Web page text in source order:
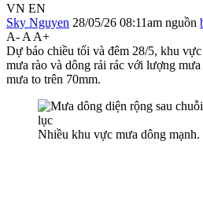
VN EN
Sky Nguyen 28/05/26 08:11am nguồn
A- A A+
Dự báo chiều tối và đêm 28/5, khu
mưa rào và dông rải rác với lượng
mưa to trên 70mm.
Nhiều khu vực mưa dông mạnh.